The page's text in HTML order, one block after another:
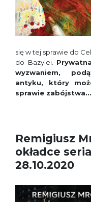
się w tej sprawie do
do Bazylei.
wyzwaniem,
antyku, który
sprawie zabójstwa…
Remigiusz
okładce
28.10.2020